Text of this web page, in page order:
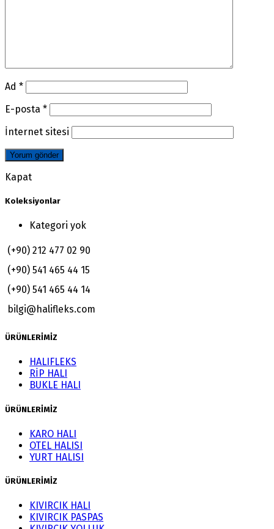
Ad *
E-posta *
İnternet sitesi
Kapat
Koleksiyonlar
Kategori yok
(+90) 212 477 02 90
(+90) 541 465 44 15
(+90) 541 465 44 14
bilgi@halifleks.com
ÜRÜNLERİMİZ
HALIFLEKS
RİP HALI
BUKLE HALI
ÜRÜNLERİMİZ
KARO HALI
OTEL HALISI
YURT HALISI
ÜRÜNLERİMİZ
KIVIRCIK HALI
KIVIRCIK PASPAS